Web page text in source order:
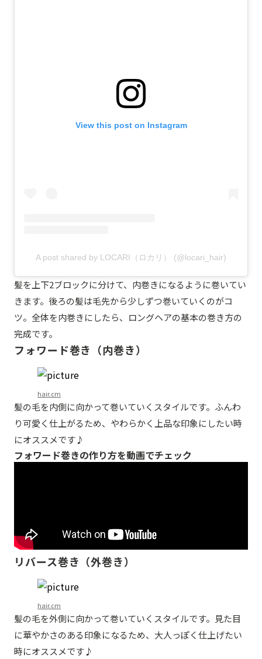
View this post on Instagram
A post shared by LOCARI（ロカリ） (@locari_hair)
髪を上下2ブロックに分けて、内巻きになるように巻いてい
きます。後ろの髪は毛先から少しずつ巻いていくのがコ
ツ。全体を内巻きにしたら、ロングヘアの基本の巻き方の
完成です。
フォワード巻き（内巻き）
hair.cm
髪の毛を内側に向かって巻いていくスタイルです。ふんわ
り可愛く仕上がるため、やわらかく上品な印象にしたい時
にオススメです♪
フォワード巻きの作り方を動画でチェック
リバース巻き（外巻き）
hair.cm
髪の毛を外側に向かって巻いていくスタイルです。見た目
に華やかさのある印象になるため、大人っぽく仕上げたい
時にオススメです♪